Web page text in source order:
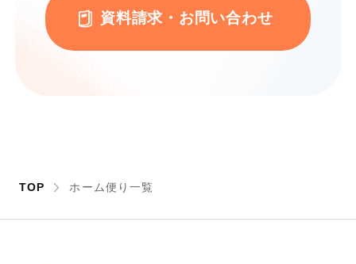
資料請求・お問い合わせ
TOP ホーム便り一覧